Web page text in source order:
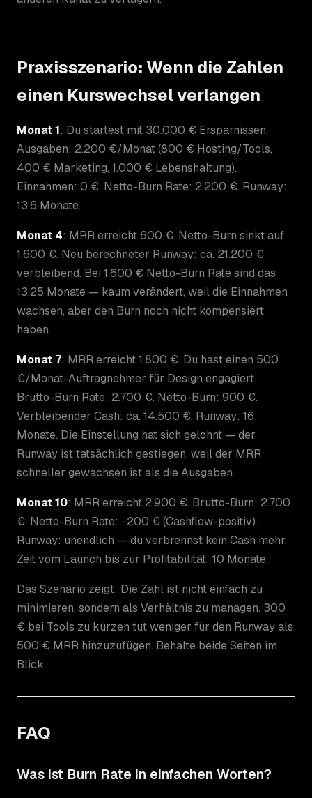
Praxisszenario: Wenn die Zahlen
einen Kurswechsel verlangen
Monat 1: Du startest mit 30.000 € Ersparnissen.
Ausgaben: 2.200 €/Monat (800 € Hosting/Tools,
400 € Marketing, 1.000 € Lebenshaltung).
Einnahmen: 0 €. Netto-Burn Rate: 2.200 €. Runway:
13,6 Monate.
Monat 4: MRR erreicht 600 €. Netto-Burn sinkt auf
1.600 €. Neu berechneter Runway: ca. 21.200 €
verbleibend. Bei 1.600 € Netto-Burn Rate sind das
13,25 Monate — kaum verändert, weil die Einnahmen
wachsen, aber den Burn noch nicht kompensiert
haben.
Monat 7: MRR erreicht 1.800 €. Du hast einen 500
€/Monat-Auftragnehmer für Design engagiert.
Brutto-Burn Rate: 2.700 €. Netto-Burn: 900 €.
Verbleibender Cash: ca. 14.500 €. Runway: 16
Monate. Die Einstellung hat sich gelohnt — der
Runway ist tatsächlich gestiegen, weil der MRR
schneller gewachsen ist als die Ausgaben.
Monat 10: MRR erreicht 2.900 €. Brutto-Burn: 2.700
€. Netto-Burn Rate: −200 € (Cashflow-positiv).
Runway: unendlich — du verbrennst kein Cash mehr.
Zeit vom Launch bis zur Profitabilität: 10 Monate.
Das Szenario zeigt: Die Zahl ist nicht einfach zu
minimieren, sondern als Verhältnis zu managen. 300
€ bei Tools zu kürzen tut weniger für den Runway als
500 € MRR hinzuzufügen. Behalte beide Seiten im
Blick.
FAQ
Was ist Burn Rate in einfachen Worten?